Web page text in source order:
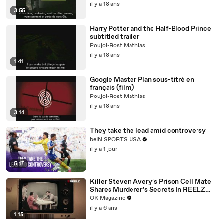
3:55
il y a 18 ans
1:41
Harry Potter and the Half-Blood Prince
subtitled trailer
Poujol-Rost Mathias
il y a 18 ans
3:14
Google Master Plan sous-titré en
français (film)
Poujol-Rost Mathias
il y a 18 ans
5:17
They take the lead amid controversy
beIN SPORTS USA
il y a 1 jour
1:15
Killer Steven Avery’s Prison Cell Mate
Shares Murderer’s Secrets In REELZ
Doc—Watch
OK Magazine
il y a 6 ans